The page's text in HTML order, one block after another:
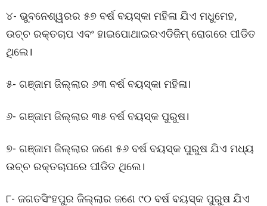
୪- ଭୁବନେଶ୍ୱରର ୫୭ ବର୍ଷ ବୟସ୍କା ମହିଳା ଯିଏ ମଧୁମେହ,
ଉଚ୍ଚ ରକ୍ତଚାପ ଏବଂ ହାଇପୋଥାଇରଏଡିଜିମ୍ ରୋଗରେ ପୀଡିତ
ଥିଲେ।
୫- ଗଞ୍ଜାମ ଜିଲ୍ଲାର ୬୩ ବର୍ଷ ବୟସ୍କା ମହିଳା।
୬- ଗଞ୍ଜାମ ଜିଲ୍ଲାର ୩୫ ବର୍ଷ ବୟସ୍କ ପୁରୁଷ।
୭- ଗଞ୍ଜାମ ଜିଲ୍ଲାର ଜଣେ ୫୬ ବର୍ଷ ବୟସ୍କ ପୁରୁଷ ଯିଏ ମଧ୍ୟ
ଉଚ୍ଚ ରକ୍ତଚାପରେ ପୀଡିତ ଥିଲେ।
୮- ଜଗତସିଂହପୁର ଜିଲ୍ଲାର ଜଣେ ୯୦ ବର୍ଷ ବୟସ୍କ ପୁରୁଷ ଯିଏ